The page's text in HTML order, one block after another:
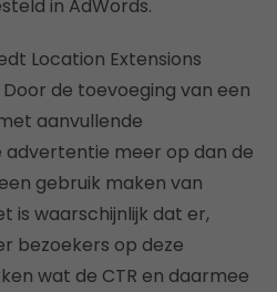
in AdWords.
Location Extensions
de toevoeging van een
aanvullende
advertentie meer op dan de
gebruik maken van
is waarschijnlijk dat er,
bezoekers op deze
wat de CTR en daarmee